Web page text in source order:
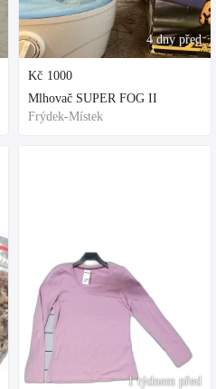
4 dny před
Kč 1000
Mlhovač SUPER FOG II
Frýdek-Místek
1 týdnem před